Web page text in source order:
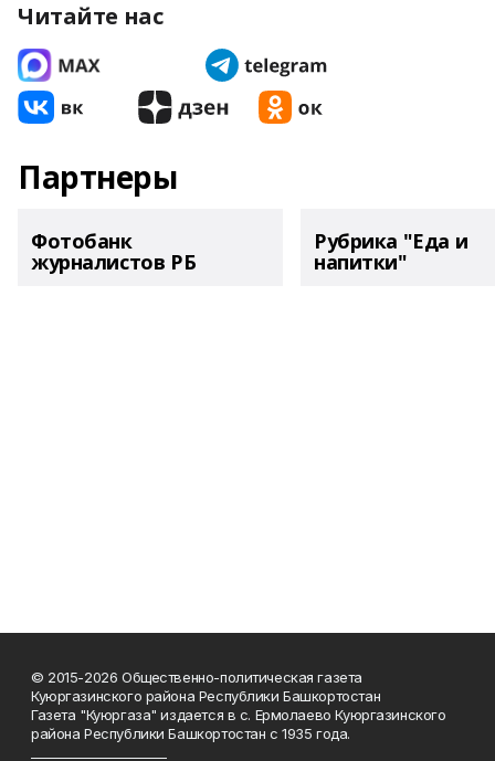
Читайте нас
Партнеры
Фотобанк
журналистов РБ
Рубрика "Еда и
напитки"
© 2015-2026 Общественно-политическая газета
Куюргазинского района Республики Башкортостан
Газета "Куюргаза" издается в с. Ермолаево Куюргазинского
района Республики Башкортостан с 1935 года.